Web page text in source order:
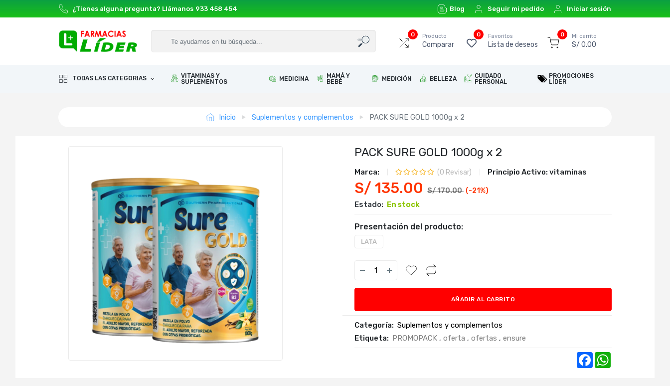
¿Tienes alguna pregunta? Llámanos 933 458 454 Blog Seguir mi pedido Iniciar sesión
0 Producto
Comparar
0 Favoritos
Lista de deseos
0 Mi carrito
S/ 0.00
TODAS LAS CATEGORIAS
VITAMINAS Y
SUPLEMENTOS
MEDICINA
MAMÁ Y
BEBÉ
MEDICIÓN BELLEZA
CUIDADO
PERSONAL
PROMOCIONES
LÍDER
Inicio Suplementos y complementos PACK SURE GOLD 1000g x 2
PACK SURE GOLD 1000g x 2
Marca: (0 Revisar) Principio Activo: vitaminas
S/ 135.00 S/ 170.00 (-21%)
Estado: En stock
Presentación del producto:
LATA
AÑADIR AL CARRITO
Categoría: Suplementos y complementos
Etiqueta: PROMOPACK , oferta , ofertas , ensure
Facebook